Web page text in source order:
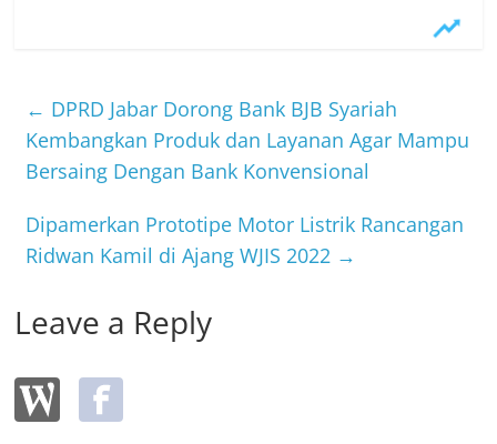
b
o
o
k
← DPRD Jabar Dorong Bank BJB Syariah
Kembangkan Produk dan Layanan Agar Mampu
Bersaing Dengan Bank Konvensional
Dipamerkan Prototipe Motor Listrik Rancangan
Ridwan Kamil di Ajang WJIS 2022 →
Leave a Reply